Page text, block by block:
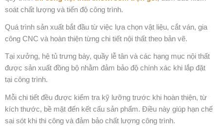
soát chất lượng và tiến độ công trình.
Quá trình sản xuất bắt đầu từ việc lựa chọn vật liệu, cắt ván, gia
công CNC và hoàn thiện từng chi tiết nội thất theo bản vẽ.
Tại xưởng, hệ tủ trưng bày, quầy lễ tân và các hạng mục nội thất
được sản xuất đồng bộ nhằm đảm bảo độ chính xác khi lắp đặt
tại công trình.
Mỗi chi tiết đều được kiểm tra kỹ lưỡng trước khi hoàn thiện, từ
kích thước, bề mặt đến kết cấu sản phẩm. Điều này giúp hạn chế
sai sót khi thi công và đảm bảo chất lượng công trình.